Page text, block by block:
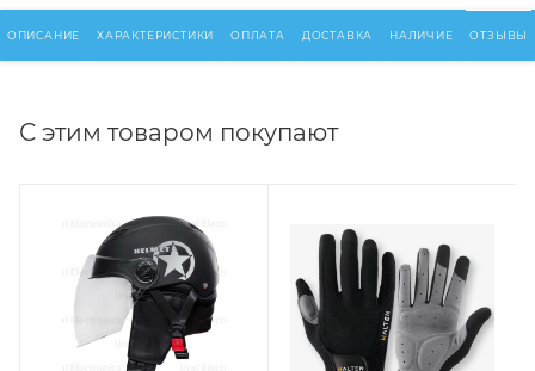
ОПИСАНИЕ ХАРАКТЕРИСТИКИ ОПЛАТА ДОСТАВКА НАЛИЧИЕ ОТЗЫВЫ
С этим товаром покупают